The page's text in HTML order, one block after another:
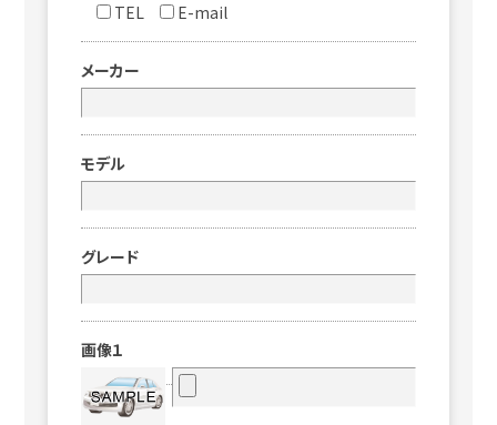
TEL
E-mail
メーカー
モデル
グレード
画像１